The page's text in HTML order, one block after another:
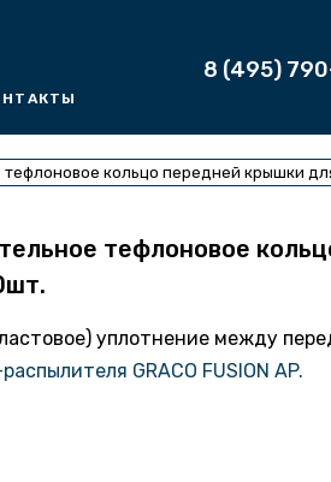
8 (495)
тефлоновое кольцо передней крышки
тефлоновое
уплотнение между
GRACO FUSION AP.